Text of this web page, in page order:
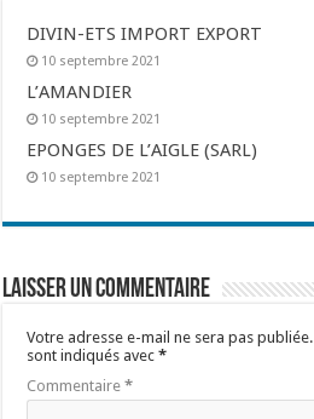
DIVIN-ETS IMPORT EXPORT
10 septembre 2021
L’AMANDIER
10 septembre 2021
EPONGES DE L’AIGLE (SARL)
10 septembre 2021
Laisser un commentaire
Votre adresse e-mail ne sera pas publiée.
sont indiqués avec*
Commentaire*